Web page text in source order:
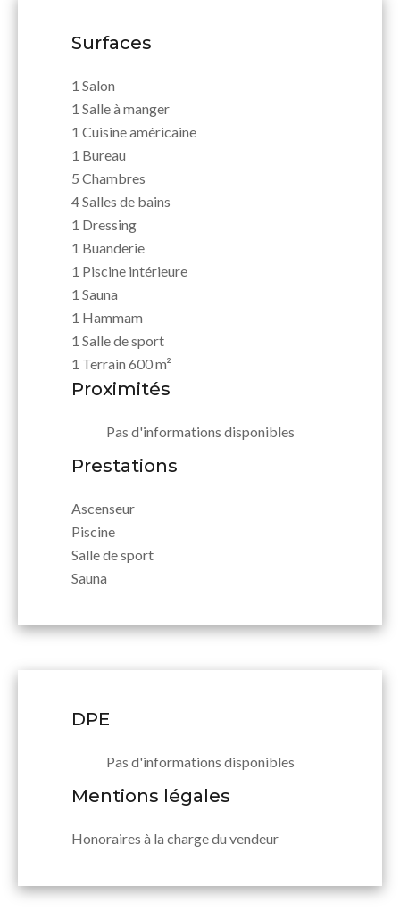
Surfaces
1 Salon
1 Salle à manger
1 Cuisine américaine
1 Bureau
5 Chambres
4 Salles de bains
1 Dressing
1 Buanderie
1 Piscine intérieure
1 Sauna
1 Hammam
1 Salle de sport
1 Terrain 600 m²
Proximités
Pas d'informations disponibles
Prestations
Ascenseur
Piscine
Salle de sport
Sauna
DPE
Pas d'informations disponibles
Mentions légales
Honoraires à la charge du vendeur